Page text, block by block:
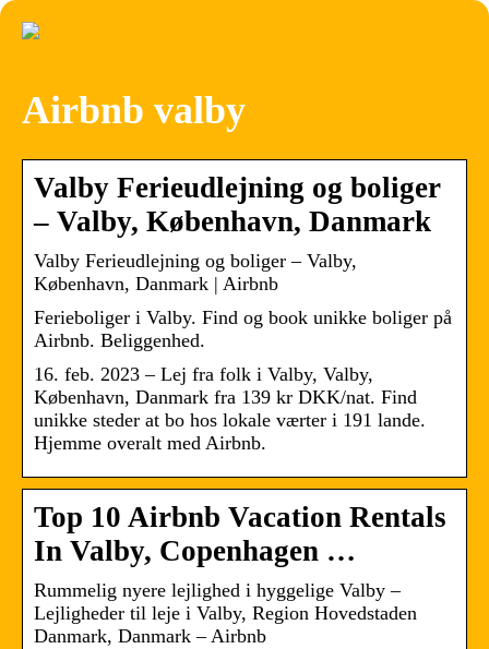
Airbnb valby
Valby Ferieudlejning og boliger
– Valby, København, Danmark
Valby Ferieudlejning og boliger – Valby,
København, Danmark | Airbnb
Ferieboliger i Valby. Find og book unikke boliger på
Airbnb. Beliggenhed.
16. feb. 2023 – Lej fra folk i Valby, Valby,
København, Danmark fra 139 kr DKK/nat. Find
unikke steder at bo hos lokale værter i 191 lande.
Hjemme overalt med Airbnb.
Top 10 Airbnb Vacation Rentals
In Valby, Copenhagen …
Rummelig nyere lejlighed i hyggelige Valby –
Lejligheder til leje i Valby, Region Hovedstaden
Danmark, Danmark – Airbnb